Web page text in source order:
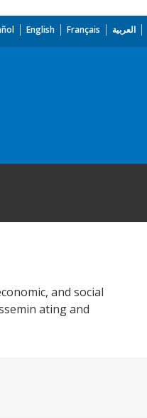
English Français العربية
and social
ating and